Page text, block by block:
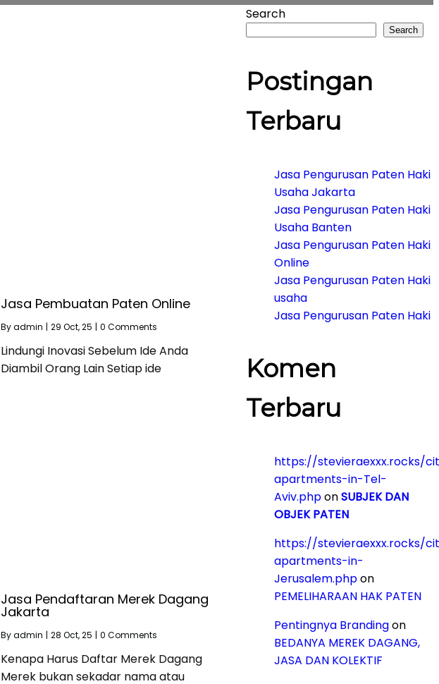
Jasa Pembuatan Paten Online
Byadmin | 29 Oct, 25 | 0 Comments
Lindungi Inovasi Sebelum Ide Anda
Diambil Orang Lain Setiap ide
Jasa Pendaftaran Merek Dagang
Jakarta
Byadmin | 28 Oct, 25 | 0 Comments
Kenapa Harus Daftar Merek Dagang
Merek bukan sekadar nama atau
Search
Search
Postingan
Terbaru
Jasa Pengurusan Paten Haki
Usaha Jakarta
Jasa Pengurusan Paten Haki
Usaha Banten
Jasa Pengurusan Paten Haki
Online
Jasa Pengurusan Paten Haki
usaha
Jasa Pengurusan Paten Haki
Komen
Terbaru
https://stevieraexxx.rocks/
apartments-in-Tel-
Aviv.phponSUBJEK DAN
OBJEK PATEN
https://stevieraexxx.rocks/
apartments-in-
Jerusalem.phpon
PEMELIHARAAN HAK PATEN
Pentingnya Brandingon
BEDANYA MEREK DAGANG,
JASA DAN KOLEKTIF